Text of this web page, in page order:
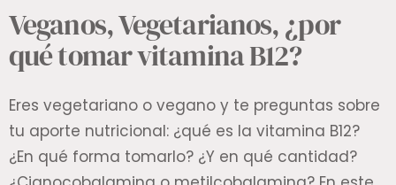
Veganos, Vegetarianos, ¿por
qué tomar vitamina B12?
Eres vegetariano o vegano y te preguntas sobre
tu aporte nutricional: ¿qué es la vitamina B12?
¿En qué forma tomarlo? ¿Y en qué cantidad?